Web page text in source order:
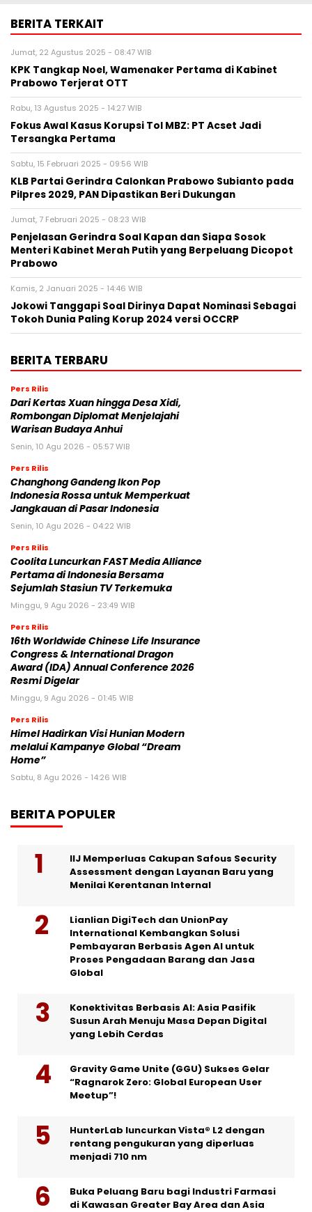
BERITA TERKAIT
Jumat, 22 Agustus 2025 - 08:47 WIB
KPK Tangkap Noel, Wamenaker Pertama di Kabinet
Prabowo Terjerat OTT
Rabu, 13 Agustus 2025 - 14:27 WIB
Fokus Awal Kasus Korupsi Tol MBZ: PT Acset Jadi
Tersangka Pertama
Sabtu, 15 Februari 2025 - 09:56 WIB
KLB Partai Gerindra Calonkan Prabowo Subianto pada
Pilpres 2029, PAN Dipastikan Beri Dukungan
Jumat, 7 Februari 2025 - 08:23 WIB
Penjelasan Gerindra Soal Kapan dan Siapa Sosok
Menteri Kabinet Merah Putih yang Berpeluang Dicopot
Prabowo
Kamis, 2 Januari 2025 - 14:46 WIB
Jokowi Tanggapi Soal Dirinya Dapat Nominasi Sebagai
Tokoh Dunia Paling Korup 2024 versi OCCRP
BERITA TERBARU
Pers Rilis
Dari Kertas Xuan hingga Desa Xidi,
Rombongan Diplomat Menjelajahi
Warisan Budaya Anhui
Senin, 10 Agu 2026 - 05:57 WIB
Pers Rilis
Changhong Gandeng Ikon Pop
Indonesia Rossa untuk Memperkuat
Jangkauan di Pasar Indonesia
Senin, 10 Agu 2026 - 04:22 WIB
Pers Rilis
Coolita Luncurkan FAST Media Alliance
Pertama di Indonesia Bersama
Sejumlah Stasiun TV Terkemuka
Minggu, 9 Agu 2026 - 23:49 WIB
Pers Rilis
16th Worldwide Chinese Life Insurance
Congress & International Dragon
Award (IDA) Annual Conference 2026
Resmi Digelar
Minggu, 9 Agu 2026 - 01:45 WIB
Pers Rilis
Himel Hadirkan Visi Hunian Modern
melalui Kampanye Global “Dream
Home”
Sabtu, 8 Agu 2026 - 14:26 WIB
BERITA POPULER
IIJ Memperluas Cakupan Safous Security
Assessment dengan Layanan Baru yang
Menilai Kerentanan Internal
Lianlian DigiTech dan UnionPay
International Kembangkan Solusi
Pembayaran Berbasis Agen AI untuk
Proses Pengadaan Barang dan Jasa
Global
Konektivitas Berbasis AI: Asia Pasifik
Susun Arah Menuju Masa Depan Digital
yang Lebih Cerdas
Gravity Game Unite (GGU) Sukses Gelar
“Ragnarok Zero: Global European User
Meetup”!
HunterLab luncurkan Vista® L2 dengan
rentang pengukuran yang diperluas
menjadi 710 nm
Buka Peluang Baru bagi Industri Farmasi
di Kawasan Greater Bay Area dan Asia